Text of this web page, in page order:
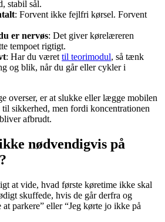
stabil sål.
: Forvent ikke fejlfri kørsel. Forvent
er nervøs: Det giver kørelæreren
tempoet rigtigt.
: Har du været til teorimodul, så tænk
og blik, når du går eller cykler i
overser, er at slukke eller lægge mobilen
sikkerhed, men fordi koncentrationen
afbrudt.
nødvendigvis på
at vide, hvad første køretime ikke skal
skuffede, hvis de går derfra og
parkere” eller “Jeg kørte jo ikke på